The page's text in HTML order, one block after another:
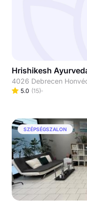
Hrishikesh
4026 Debrecen
5.0 (15)
SZÉPSÉGSZALON